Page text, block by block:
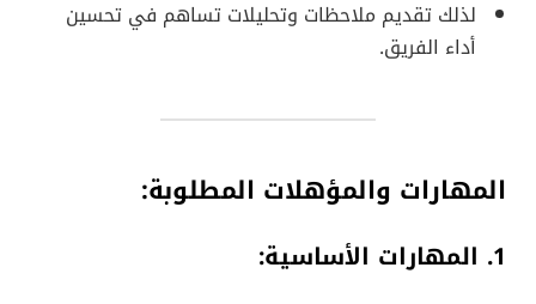
لذلك تقديم ملاحظات وتحليلات تساهم في تحسين
أداء الفريق.
المهارات والمؤهلات المطلوبة:
1. المهارات الأساسية: